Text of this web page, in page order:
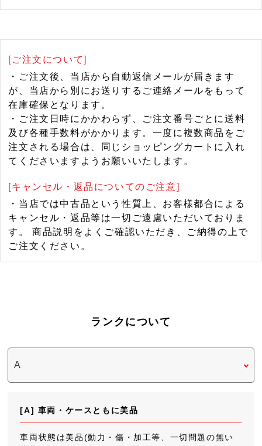
[ご注文について]
・ご注文後、当店から自動返信メールが届きます
が、当店から別にお送りするご連絡メールをもって
在庫確保となります。
・ご注文日時にかかわらず、ご注文番号ごとに送料
及び各種手数料がかかります。一度に複数商品をご
注文される場合は、同じショッピングカートに入れ
てくださいますようお願いいたします。
[キャンセル・返品についてのご注意]
・当店では中古品という性質上、お客様都合による
キャンセル・返品等は一切ご遠慮いただいておりま
す。 商品説明をよくご確認いただき、ご納得の上で
ご注文ください。
ランクについて
[A] 車両・ケースともに美品
車両状態は美品(動力・傷・加工等、一切問題の無い